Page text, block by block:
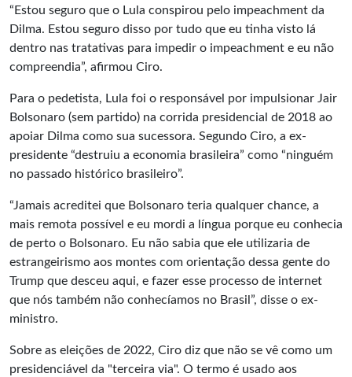
“Estou seguro que o Lula conspirou pelo impeachment da
Dilma. Estou seguro disso por tudo que eu tinha visto lá
dentro nas tratativas para impedir o impeachment e eu não
compreendia”, afirmou Ciro.
Para o pedetista, Lula foi o responsável por impulsionar Jair
Bolsonaro (sem partido) na corrida presidencial de 2018 ao
apoiar Dilma como sua sucessora. Segundo Ciro, a ex-
presidente “destruiu a economia brasileira” como “ninguém
no passado histórico brasileiro”.
“Jamais acreditei que Bolsonaro teria qualquer chance, a
mais remota possível e eu mordi a língua porque eu conhecia
de perto o Bolsonaro. Eu não sabia que ele utilizaria de
estrangeirismo aos montes com orientação dessa gente do
Trump que desceu aqui, e fazer esse processo de internet
que nós também não conhecíamos no Brasil”, disse o ex-
ministro.
Sobre as eleições de 2022, Ciro diz que não se vê como um
presidenciável da "terceira via". O termo é usado aos